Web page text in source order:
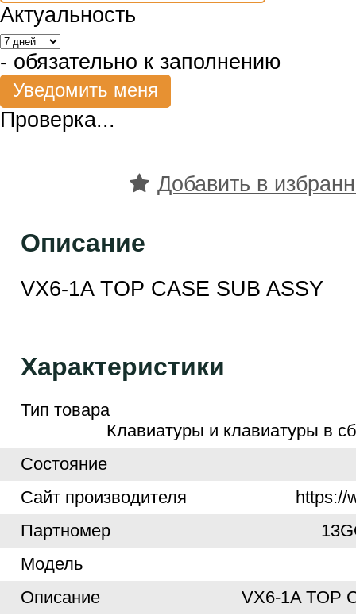
Актуальность
- обязательно к заполнению
Проверка...
Добавить в
Описание
VX6-1A TOP CASE SUB ASSY
Характеристики
Тип товара
Клавиатуры и клавиатуры в
Cостояние
Cайт производителя
https://
Партномер
Модель
Описание
VX6-1A TOP